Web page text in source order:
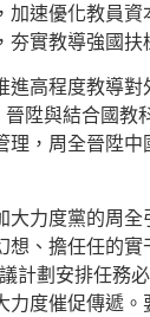
加速優化教員
夯實教導強國扶
進高程度教導
陞與結合國教
理，周全晉陞
大力度黨的周
想、擔任任的
計劃安排任務
力度催促傳遞